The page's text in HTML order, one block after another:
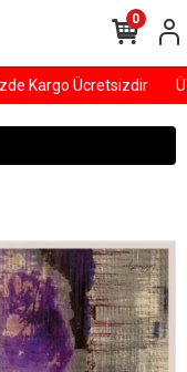
Kargo Ücretsizdir
0